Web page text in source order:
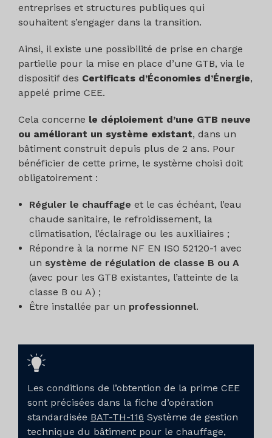
entreprises et structures publiques qui
souhaitent s’engager dans la transition.
Ainsi, il existe une possibilité de prise en charge
partielle pour la mise en place d’une GTB, via le
dispositif des Certificats d’Économies d’Énergie,
appelé prime CEE.
Cela concerne le déploiement d’une GTB neuve
ou améliorant un système existant, dans un
bâtiment construit depuis plus de 2 ans. Pour
bénéficier de cette prime, le système choisi doit
obligatoirement :
Réguler le chauffage et le cas échéant, l’eau
chaude sanitaire, le refroidissement, la
climatisation, l’éclairage ou les auxiliaires ;
Répondre à la norme NF EN ISO 52120-1 avec
un système de régulation de classe B ou A
(avec pour les GTB existantes, l’atteinte de la
classe B ou A) ;
Être installée par un professionnel.
Les conditions de l’obtention de la prime CEE
sont précisées dans la fiche d’opération
standardisée BAT-TH-116 Système de gestion
technique du bâtiment pour le chauffage,